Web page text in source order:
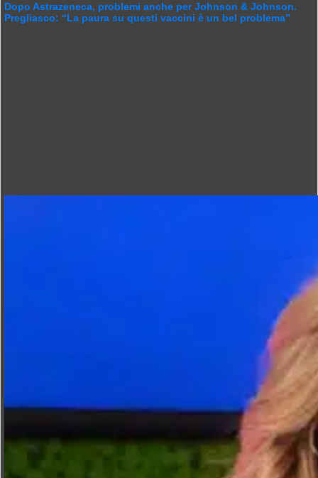
Dopo Astrazeneca, problemi anche per Johnson & Johnson.
Pregliasco: “La paura su questi vaccini è un bel problema”